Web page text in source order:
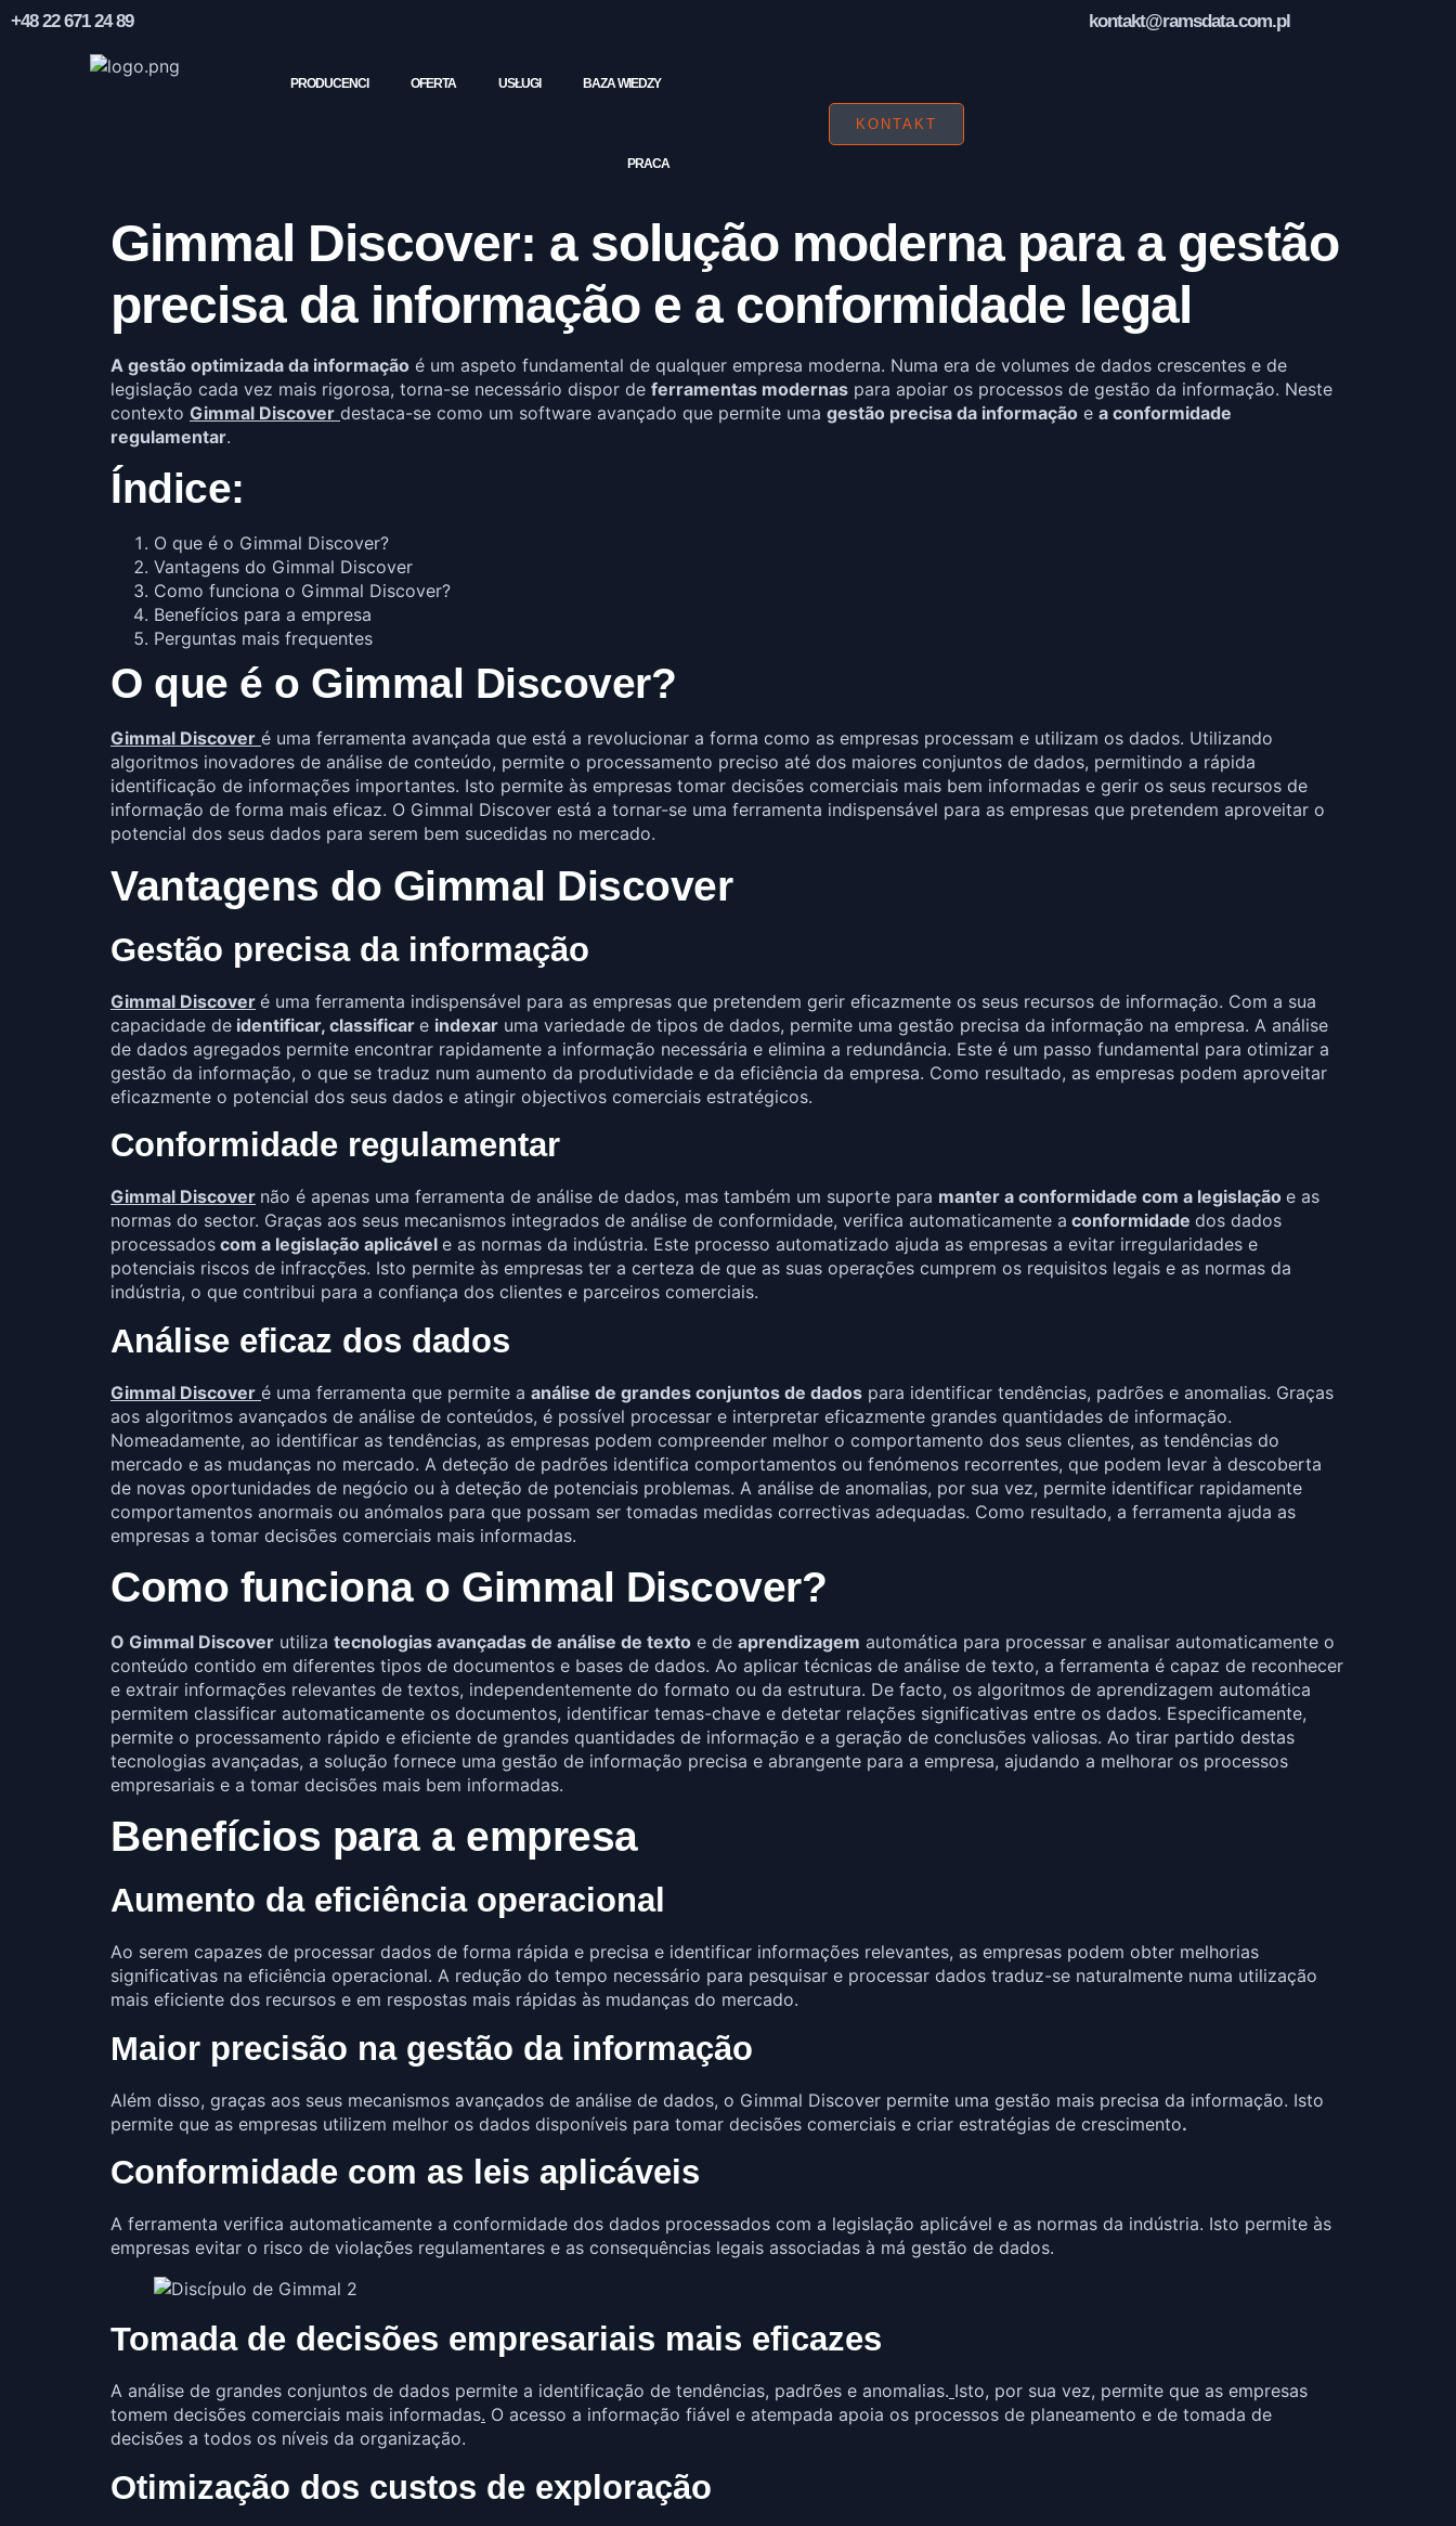
+48 22 671 24 89 kontakt@ramsdata.com.pl
KONTAKT
PRODUCENCI OFERTA USŁUGI BAZA WIEDZY
PRACA
Gimmal Discover: a solução moderna para a gestão
precisa da informação e a conformidade legal
A gestão optimizada da informação é um aspeto fundamental de qualquer empresa moderna. Numa era de volumes de dados crescentes e de
legislação cada vez mais rigorosa, torna-se necessário dispor de ferramentas modernas para apoiar os processos de gestão da informação. Neste
contexto Gimmal Discover destaca-se como um software avançado que permite uma gestão precisa da informação e a conformidade
regulamentar.
Índice:
O que é o Gimmal Discover?
Vantagens do Gimmal Discover
Como funciona o Gimmal Discover?
Benefícios para a empresa
Perguntas mais frequentes
O que é o Gimmal Discover?
Gimmal Discover é uma ferramenta avançada que está a revolucionar a forma como as empresas processam e utilizam os dados. Utilizando
algoritmos inovadores de análise de conteúdo, permite o processamento preciso até dos maiores conjuntos de dados, permitindo a rápida
identificação de informações importantes. Isto permite às empresas tomar decisões comerciais mais bem informadas e gerir os seus recursos de
informação de forma mais eficaz. O Gimmal Discover está a tornar-se uma ferramenta indispensável para as empresas que pretendem aproveitar o
potencial dos seus dados para serem bem sucedidas no mercado.
Vantagens do Gimmal Discover
Gestão precisa da informação
Gimmal Discover é uma ferramenta indispensável para as empresas que pretendem gerir eficazmente os seus recursos de informação. Com a sua
capacidade de identificar, classificar e indexar uma variedade de tipos de dados, permite uma gestão precisa da informação na empresa. A análise
de dados agregados permite encontrar rapidamente a informação necessária e elimina a redundância. Este é um passo fundamental para otimizar a
gestão da informação, o que se traduz num aumento da produtividade e da eficiência da empresa. Como resultado, as empresas podem aproveitar
eficazmente o potencial dos seus dados e atingir objectivos comerciais estratégicos.
Conformidade regulamentar
Gimmal Discover não é apenas uma ferramenta de análise de dados, mas também um suporte para manter a conformidade com a legislação e as
normas do sector. Graças aos seus mecanismos integrados de análise de conformidade, verifica automaticamente a conformidade dos dados
processados com a legislação aplicável e as normas da indústria. Este processo automatizado ajuda as empresas a evitar irregularidades e
potenciais riscos de infracções. Isto permite às empresas ter a certeza de que as suas operações cumprem os requisitos legais e as normas da
indústria, o que contribui para a confiança dos clientes e parceiros comerciais.
Análise eficaz dos dados
Gimmal Discover é uma ferramenta que permite a análise de grandes conjuntos de dados para identificar tendências, padrões e anomalias. Graças
aos algoritmos avançados de análise de conteúdos, é possível processar e interpretar eficazmente grandes quantidades de informação.
Nomeadamente, ao identificar as tendências, as empresas podem compreender melhor o comportamento dos seus clientes, as tendências do
mercado e as mudanças no mercado. A deteção de padrões identifica comportamentos ou fenómenos recorrentes, que podem levar à descoberta
de novas oportunidades de negócio ou à deteção de potenciais problemas. A análise de anomalias, por sua vez, permite identificar rapidamente
comportamentos anormais ou anómalos para que possam ser tomadas medidas correctivas adequadas. Como resultado, a ferramenta ajuda as
empresas a tomar decisões comerciais mais informadas.
Como funciona o Gimmal Discover?
O Gimmal Discover utiliza tecnologias avançadas de análise de texto e de aprendizagem automática para processar e analisar automaticamente o
conteúdo contido em diferentes tipos de documentos e bases de dados. Ao aplicar técnicas de análise de texto, a ferramenta é capaz de reconhecer
e extrair informações relevantes de textos, independentemente do formato ou da estrutura. De facto, os algoritmos de aprendizagem automática
permitem classificar automaticamente os documentos, identificar temas-chave e detetar relações significativas entre os dados. Especificamente,
permite o processamento rápido e eficiente de grandes quantidades de informação e a geração de conclusões valiosas. Ao tirar partido destas
tecnologias avançadas, a solução fornece uma gestão de informação precisa e abrangente para a empresa, ajudando a melhorar os processos
empresariais e a tomar decisões mais bem informadas.
Benefícios para a empresa
Aumento da eficiência operacional
Ao serem capazes de processar dados de forma rápida e precisa e identificar informações relevantes, as empresas podem obter melhorias
significativas na eficiência operacional. A redução do tempo necessário para pesquisar e processar dados traduz-se naturalmente numa utilização
mais eficiente dos recursos e em respostas mais rápidas às mudanças do mercado.
Maior precisão na gestão da informação
Além disso, graças aos seus mecanismos avançados de análise de dados, o Gimmal Discover permite uma gestão mais precisa da informação. Isto
permite que as empresas utilizem melhor os dados disponíveis para tomar decisões comerciais e criar estratégias de crescimento.
Conformidade com as leis aplicáveis
A ferramenta verifica automaticamente a conformidade dos dados processados com a legislação aplicável e as normas da indústria. Isto permite às
empresas evitar o risco de violações regulamentares e as consequências legais associadas à má gestão de dados.
Tomada de decisões empresariais mais eficazes
A análise de grandes conjuntos de dados permite a identificação de tendências, padrões e anomalias. Isto, por sua vez, permite que as empresas
tomem decisões comerciais mais informadas. O acesso a informação fiável e atempada apoia os processos de planeamento e de tomada de
decisões a todos os níveis da organização.
Otimização dos custos de exploração